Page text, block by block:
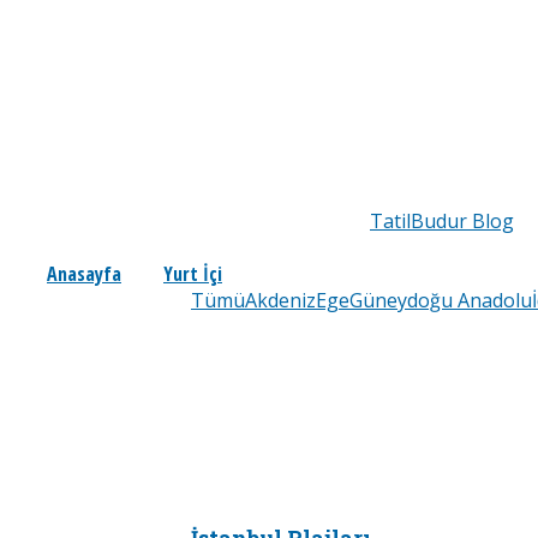
TatilBudur Blog
Anasayfa
Yurt İçi
TümüAkdenizEgeGüneydoğu Anadolu